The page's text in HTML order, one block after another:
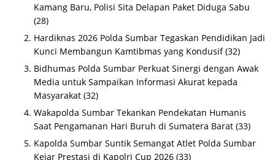
Kamang Baru, Polisi Sita Delapan Paket Diduga Sabu
(28)
Hardiknas 2026 Polda Sumbar Tegaskan Pendidikan Jadi
Kunci Membangun Kamtibmas yang Kondusif (32)
Bidhumas Polda Sumbar Perkuat Sinergi dengan Awak
Media untuk Sampaikan Informasi Akurat kepada
Masyarakat (32)
Wakapolda Sumbar Tekankan Pendekatan Humanis
Saat Pengamanan Hari Buruh di Sumatera Barat (33)
Kapolda Sumbar Suntik Semangat Atlet Polda Sumbar
Kejar Prestasi di Kapolri Cup 2026 (33)